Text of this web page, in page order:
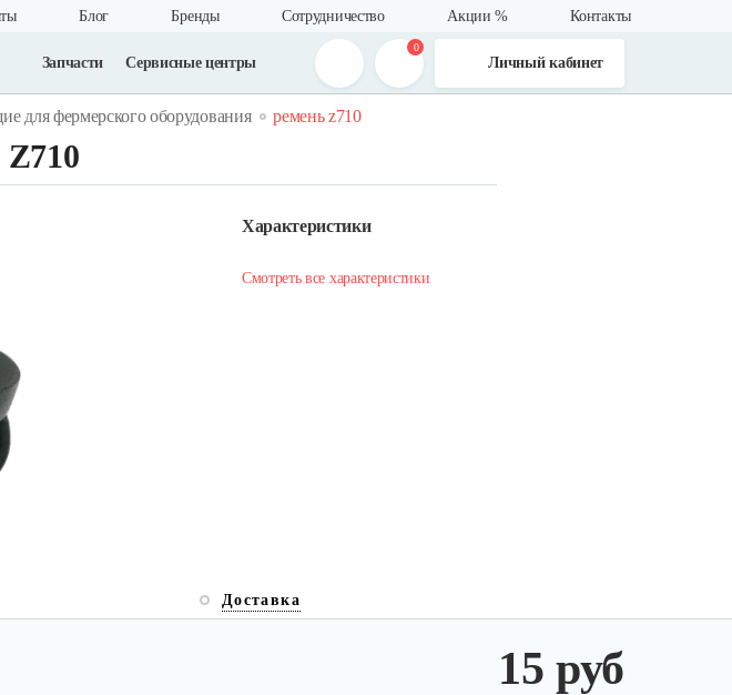
Блог Бренды Сотрудничество Акции % Контакты
Запчасти Сервисные центры
0
Личный кабинет
для фермерского оборудования ремень z710
Характеристики
Смотреть все характеристики
Доставка
15 руб